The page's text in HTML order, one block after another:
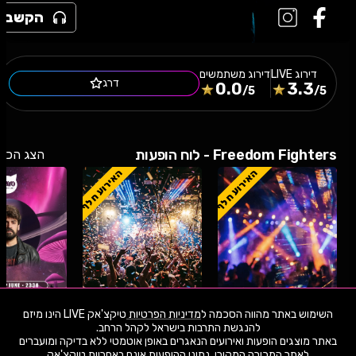
השימוש באתר מהווה הסכמה למדיניות הפרטיות
טיקצ'אק LIVE הינו מיזם
באתר מוצגים הופעות ואירועים הנאגרים באופן אוטמטי ללא בדיקה ומועברים
הקשב
דירוג
3.3/5
דירוג משתמשים
0.0/5
דרג
Freedom Fighters - לוח הופעות הצג הכל
האירוע חלף
25.7.26
האירוע חלף
שלישי 04.6.26